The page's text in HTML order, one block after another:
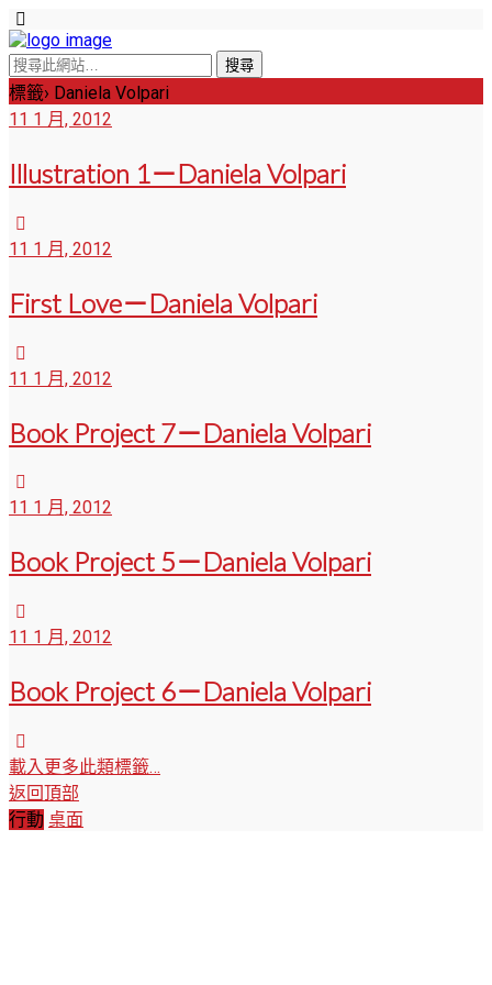
標籤› Daniela Volpari
11 1 月, 2012
Illustration 1－Daniela Volpari
11 1 月, 2012
First Love－Daniela Volpari
11 1 月, 2012
Book Project 7－Daniela Volpari
11 1 月, 2012
Book Project 5－Daniela Volpari
11 1 月, 2012
Book Project 6－Daniela Volpari
載入更多此類標籤…
返回頂部
行動 桌面